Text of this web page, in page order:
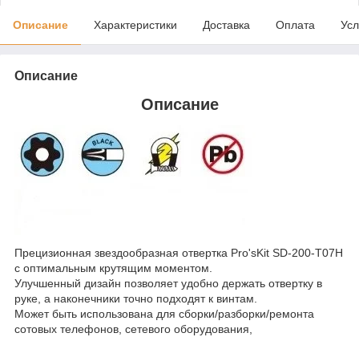
Описание Характеристики Доставка Оплата
Описание
Описание
Прецизионная звездообразная отвертка Pro'sKit SD-200-T07H
с оптимальным крутящим моментом.
Улучшенный дизайн позволяет удобно держать отвертку в
руке, а наконечники точно подходят к винтам.
Может быть использована для сборки/разборки/ремонта
сотовых телефонов, сетевого оборудования,